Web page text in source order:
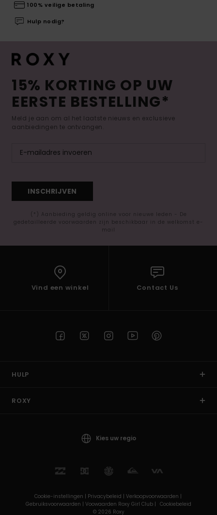
100% veilige betaling
Hulp nodig?
15% KORTING OP UW
EERSTE BESTELLING*
Meld je aan om al het laatste nieuws en exclusieve
aanbiedingen te ontvangen.
INSCHRIJVEN
(*) Aanbieding geldig online voor nieuwe leden - De
gedetailleerde voorwaarden zijn beschikbaar in de welkomst e-
mail
Vind een winkel Contact Us
HULP
ROXY
Kies uw regio
Cookie-instellingen | Privacybeleid | Verkoopvoorwaarden |
Gebruiksvoorwaarden | Voowaarden Roxy Girl Club | Cookiebeleid
© 2026 Roxy